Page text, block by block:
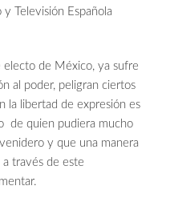
Televisión Española
electo de México, ya sufre
al poder, peligran ciertos
la libertad de expresión es
de quien pudiera mucho
y que una manera
través de este